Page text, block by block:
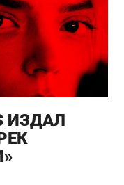
ИЗДАЛ